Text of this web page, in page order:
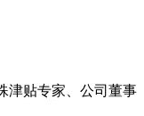
津贴专家、公司董事